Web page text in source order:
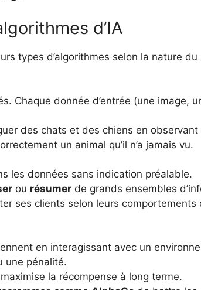
d’IA
types d’algorithmes selon la nature
Chaque donnée d’entrée (une image,
des chats et des chiens en observant
un animal qu’il n’a jamais vu.
les données sans indication préalable.
ou résumer de grands ensembles
ses clients selon leurs comportements
en interagissant avec un
une pénalité.
la récompense à long terme.